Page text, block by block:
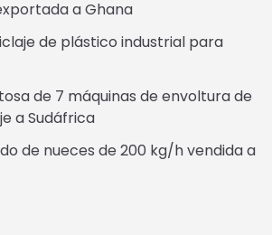
a Ghana
de plástico industrial para
de 7 máquinas de envoltura de
a Sudáfrica
de nueces de 200 kg/h vendida a